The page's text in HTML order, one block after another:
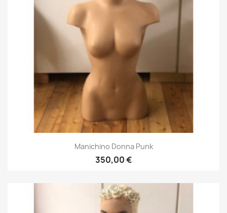
Manichino Donna Punk
350,00 €